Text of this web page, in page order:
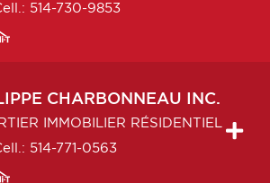
514-730-9853
CHARBONNEAU INC.
IMMOBILIER RÉSIDENTIEL
514-771-0563